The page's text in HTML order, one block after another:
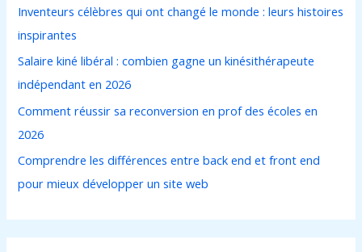
e
r
:
Inventeurs célèbres qui ont changé le monde : leurs histoires
inspirantes
Salaire kiné libéral : combien gagne un kinésithérapeute
indépendant en 2026
Comment réussir sa reconversion en prof des écoles en
2026
Comprendre les différences entre back end et front end
pour mieux développer un site web